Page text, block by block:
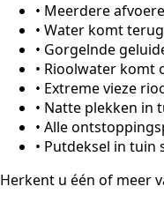
• Meerdere
• Water komt
• Gorgelnde
• Rioolwater komt
• Extreme vieze
• Natte plekken in
• Alle
• Putdeksel in tuin
Herkent u één of meer